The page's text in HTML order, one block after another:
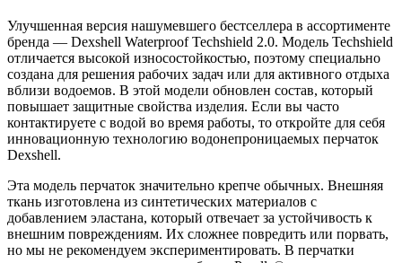
Улучшенная версия нашумевшего бестселлера в ассортименте
бренда — Dexshell Waterproof Techshield 2.0. Модель Techshield
отличается высокой износостойкостью, поэтому специально
создана для решения рабочих задач или для активного отдыха
вблизи водоемов. В этой модели обновлен состав, который
повышает защитные свойства изделия. Если вы часто
контактируете с водой во время работы, то откройте для себя
инновационную технологию водонепроницаемых перчаток
Dexshell.
Эта модель перчаток значительно крепче обычных. Внешняя
ткань изготовлена из синтетических материалов с
добавлением эластана, который отвечает за устойчивость к
внешним повреждениям. Их сложнее повредить или порвать,
но мы не рекомендуем экспериментировать. В перчатки